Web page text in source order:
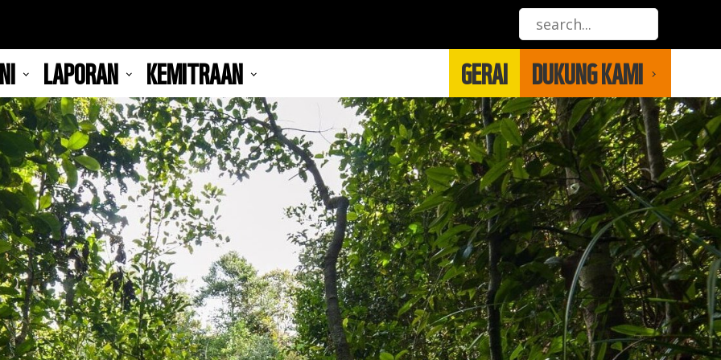
LAPORAN KEMITRAAN GERAI DUKUNG KAMI